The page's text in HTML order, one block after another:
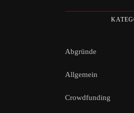
Abgründe
Allgemein
Crowdfunding